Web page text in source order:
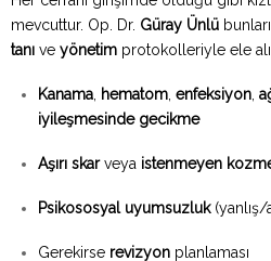
mevcuttur. Op. Dr. Güray Ünlü bunları
tanı ve yönetim protokolleriyle ele
Kanama, hematom, enfeksiyon,
iyileşmesinde gecikme
Aşırı skarveya istenmeyen
Psikososyal uyumsuzluk(yanlış/
Gerekirse revizyon planlaması